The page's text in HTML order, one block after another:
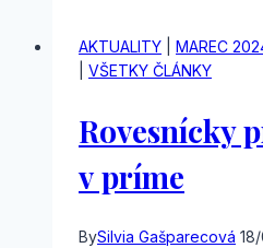
parlamentu
AKTUALITY MAREC
VŠETKY ČLÁNKY
Rovesnícky
v príme
BySilvia Gašparecová